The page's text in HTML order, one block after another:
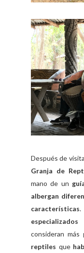
Después de
Granja de
mano de un
albergan
características.
especializados
consideran más
reptiles que